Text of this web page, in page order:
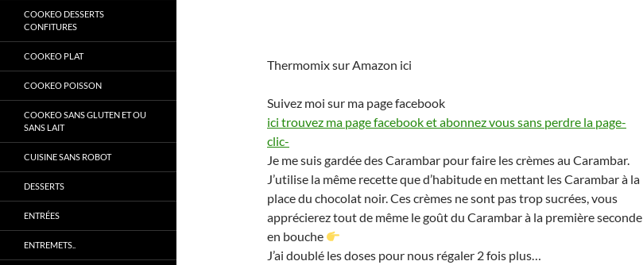
Thermomix sur Amazon ici
Suivez moi sur ma page facebook
ici trouvez ma page facebook et abonnez vous sans perdre la page-
clic-
Je me suis gardée des Carambar pour faire les crèmes au Carambar.
J’utilise la même recette que d’habitude en mettant les Carambar à la
place du chocolat noir. Ces crèmes ne sont pas trop sucrées, vous
apprécierez tout de même le goût du Carambar à la première seconde
en bouche
J’ai doublé les doses pour nous régaler 2 fois plus…
COOKEO DESSERTS
CONFITURES
COOKEO PLAT
COOKEO POISSON
COOKEO SANS GLUTEN ET OU
SANS LAIT
CUISINE SANS ROBOT
DESSERTS
ENTRÉES
ENTREMETS..